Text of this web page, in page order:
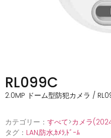
RL099C
2.0MP ドーム型防犯カメラ /
カテゴリー： すべて>カメラ
タグ： LAN,防水,ｶﾒﾗ,ﾄﾞｰﾑ